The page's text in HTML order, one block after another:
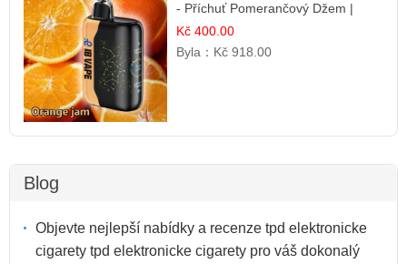
- Příchuť Pomerančový Džem |
Dlouhotrvající zážitek
Kč 400.00
Byla： Kč 918.00
Blog
Objevte nejlepší nabídky a recenze tpd elektronicke
cigarety tpd elektronicke cigarety pro váš dokonalý